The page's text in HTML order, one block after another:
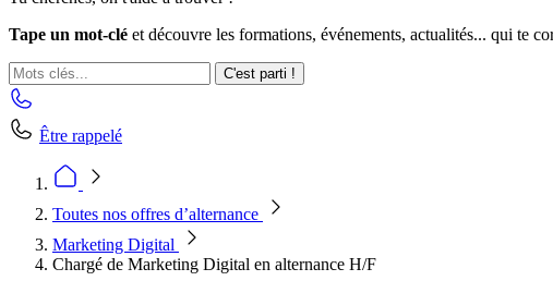
Tape un mot-clé et découvre les formations, événements, actualités... qui te
C'est parti !
Être rappelé
Toutes nos offres d’alternance
Marketing Digital
Chargé de Marketing Digital en alternance H/F